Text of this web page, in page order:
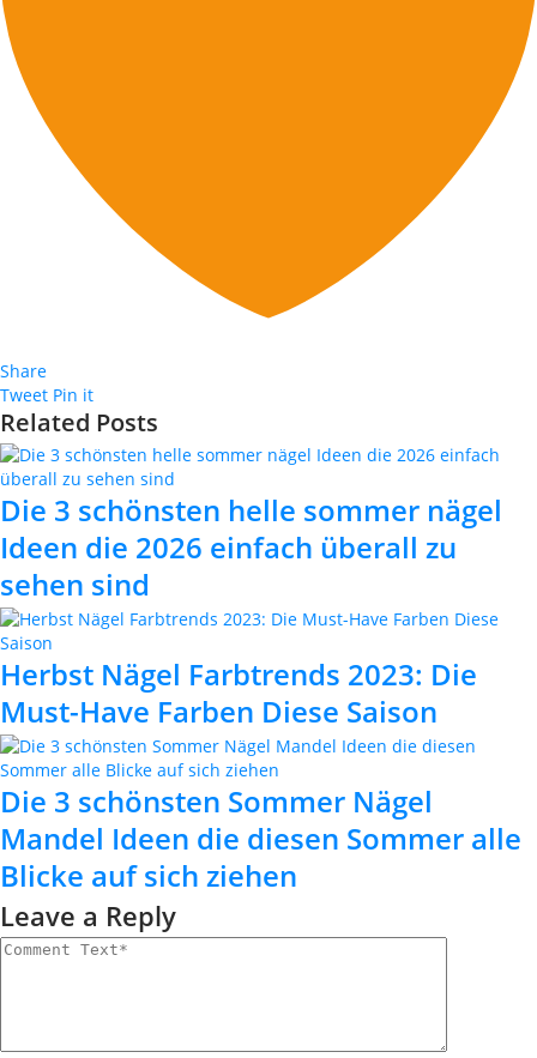
Share
Tweet Pin it
Related Posts
Die 3 schönsten helle sommer nägel
Ideen die 2026 einfach überall zu
sehen sind
Herbst Nägel Farbtrends 2023: Die
Must-Have Farben Diese Saison
Die 3 schönsten Sommer Nägel
Mandel Ideen die diesen Sommer alle
Blicke auf sich ziehen
Leave a Reply